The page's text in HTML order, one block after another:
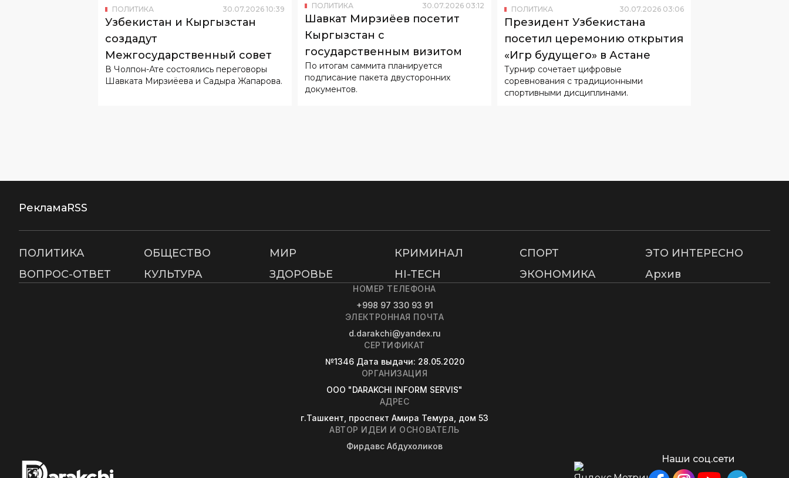
ПОЛИТИКА 30.07.2026 10:39
Узбекистан и Кыргызстан
создадут
Межгосударственный совет
В Чолпон-Ате состоялись переговоры
Шавката Мирзиёева и Садыра Жапарова.
ПОЛИТИКА 30.07.2026 03:12
Шавкат Мирзиёев посетит
Кыргызстан с
государственным визитом
По итогам саммита планируется
подписание пакета двусторонних
документов.
ПОЛИТИКА 30.07.2026 03:06
Президент Узбекистана
посетил церемонию открытия
«Игр будущего» в Астане
Турнир сочетает цифровые
соревнования с традиционными
спортивными дисциплинами.
РекламаRSS
ПОЛИТИКА ОБЩЕСТВО МИР КРИМИНАЛ СПОРТ
ЭТО ИНТЕРЕСНО
ВОПРОС-ОТВЕТ
КУЛЬТУРА ЗДОРОВЬЕ HI-TECH ЭКОНОМИКА Архив
НОМЕР ТЕЛЕФОНА
+998 97 330 93 91
ЭЛЕКТРОННАЯ ПОЧТА
d.darakchi@yandex.ru
СЕРТИФИКАТ
№1346 Дата выдачи: 28.05.2020
ОРГАНИЗАЦИЯ
OOO "DARAKCHI INFORM SERVIS"
АДРЕС
г.Ташкент, проспект Амира Темура, дом 53
АВТОР ИДЕИ И ОСНОВАТЕЛЬ
Фирдавс Абдухоликов
Наши соц.сети